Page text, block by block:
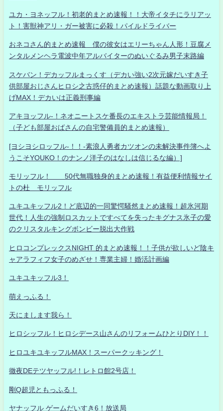
ユカ・ヨネッフル！初老的まとめ速報！！大帝イタチにラリアッ
ト！害獣神アリ・ガー被害に必殺！パイルドライバー
おネコさん的まとめ速報 僕の彼女はエリーちゃん人形！豆腐メ
ンタルメンヘラ電波中年アルバイターのぬいぐるみ男子末路編
スケバン！デカッフルまっくす（デカい強い2次元嫁だいすき子
供部屋おじさんヒロシ之古惑仔的まとめ速報）話題な動画取り上
げMAX！デカいは正義刑事編
アキヨッフル-！ネオニートスケ番長のエキストラ芸能情報局！
（子ども部屋おばさんの自宅警備員的まとめ速報）
[ヨシヨシロッフル-！！-素浪人勇者カツオンの未解決事件簿へよ
うこそYOUKO！のナンノ洋子のはなしは信じるな編）]
モリッフル！ 50代無職独身的まとめ速報！有益便利情報サイ
トの杜 モリッフル
ユキユキッフル2！ど底辺的一同驚愕騒然まとめ速報！超氷河期
世代！人生の強制ロスカットですべてを失ったキグナス氷子の愛
のクリスタルキングボンビー脱出大作戦
ヒロコンプレックスNIGHT 的まとめ速報！！子供が欲しいど陰キ
ャアラフィフ女子のめざせ！専業主婦！婚活計画編
ユキユキッフル3！
萌えっふる！
天にまします我ら！
ヒロシッフル！ヒロシデース山さんのリフォームひとりDIY！！
ヒロユキユキッフルMAX！スーパークッキング！
徹夜DEテツヤッフル!！レトロ館2号店！
剛Q超児ともっふる！
ヤナッフル ゲームだいすき6！放送局